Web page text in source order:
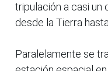
tripulación a casi un
desde la Tierra
Paralelamente se